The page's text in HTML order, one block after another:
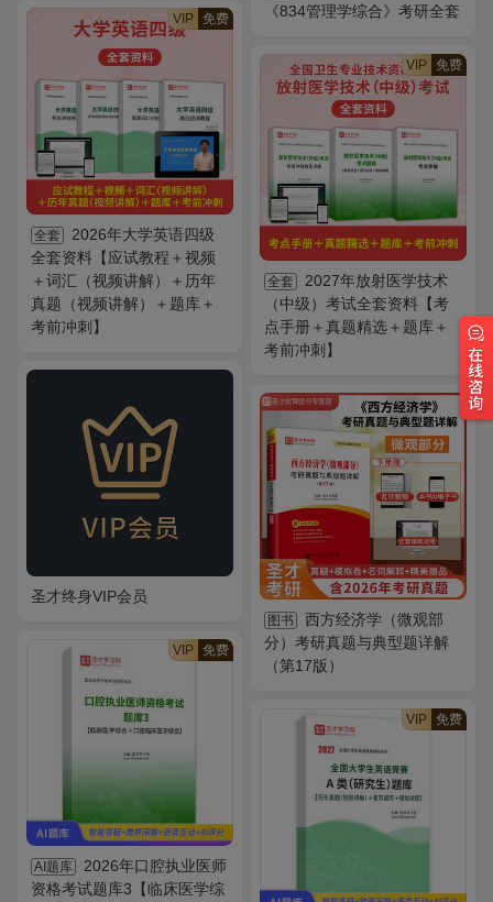
《834管理学综合》考研全套
VIP 免费
全套
2026年大学英语四级
全套资料【应试教程＋视频
＋词汇（视频讲解）＋历年
真题（视频讲解）＋题库＋
考前冲刺】
VIP 免费
全套
2027年放射医学技术
（中级）考试全套资料【考
点手册＋真题精选＋题库＋
考前冲刺】
圣才终身VIP会员
图书
西方经济学（微观部
分）考研真题与典型题详解
（第17版）
VIP 免费
AI题库
2026年口腔执业医师
资格考试题库3【临床医学综
VIP 免费